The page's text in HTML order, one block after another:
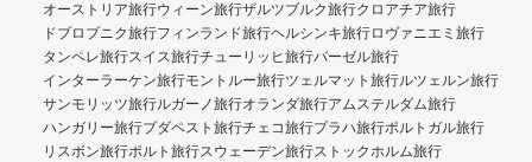
オーストリア旅行ウィーン旅行ザルツブルク旅行クロアチア旅行
ドブロブニク旅行フィンランド旅行ヘルシンキ旅行ロヴァニエミ旅行
タンペレ旅行スイス旅行チューリッヒ旅行バーゼル旅行
インターラーケン旅行モントルー旅行ツェルマット旅行ルツェルン旅行
サンモリッツ旅行ルガーノ旅行オランダ旅行アムステルダム旅行
ハンガリー旅行ブダペスト旅行チェコ旅行プラハ旅行ポルトガル旅行
リスボン旅行ポルト旅行スウェーデン旅行ストックホルム旅行